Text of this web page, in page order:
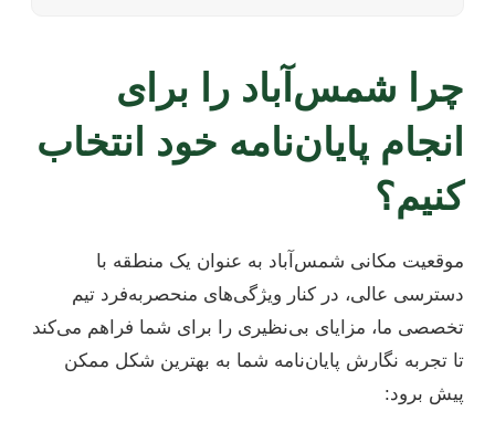
چرا شمس‌آباد را برای
انجام پایان‌نامه خود انتخاب
کنیم؟
موقعیت مکانی شمس‌آباد به عنوان یک منطقه با
دسترسی عالی، در کنار ویژگی‌های منحصربه‌فرد تیم
تخصصی ما، مزایای بی‌نظیری را برای شما فراهم می‌کند
تا تجربه نگارش پایان‌نامه شما به بهترین شکل ممکن
پیش برود: